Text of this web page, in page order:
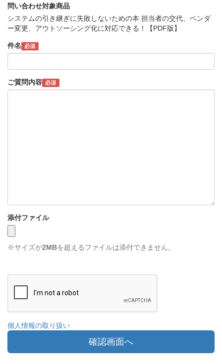
問い合わせ対象商品
システムの引き継ぎに失敗しないための本 担当者の交代、ベンダ
ー変更、アウトソーシング化に対応できる！【PDF版】
件名 必須
ご質問内容 必須
添付ファイル
※サイズが2MBを超えるファイルは添付できません。
個人情報の取り扱い
確認画面へ